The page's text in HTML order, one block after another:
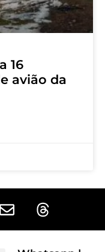
16
avião da